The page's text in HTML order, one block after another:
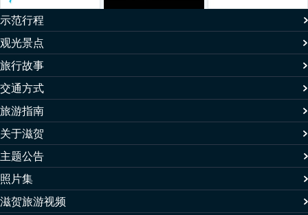
示范行程
观光景点
旅行故事
交通方式
旅游指南
关于滋贺
主题公告
照片集
滋贺旅游视频